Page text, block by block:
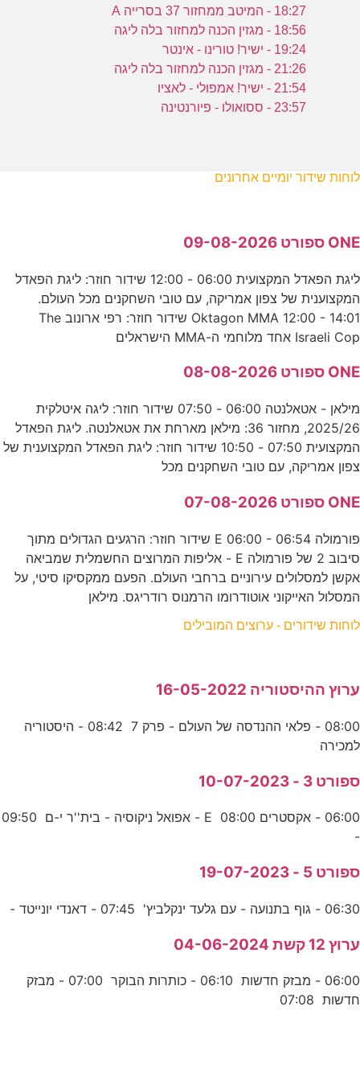
18:27 - המיטב ממחזור 37 בסרייה A
18:56 - מגזין הכנה למחזור בלה ליגה
19:24 - ישיר! טורינו - אינטר
21:26 - מגזין הכנה למחזור בלה ליגה
21:54 - ישיר! אמפולי - לאציו
23:57 - ססואולו - פיורנטינה
לוחות שידור יומיים אחרונים
ONE ספורט 09-08-2026
ליגת הפאדל המקצועית 06:00 - 12:00 שידור חוזר: ליגת הפאדל
המקצוענית של צפון אמריקה, עם טובי השחקנים מכל העולם.
Oktagon MMA 12:00 - 14:01 שידור חוזר: רפי ארונוב The
Israeli Cop אחד מלוחמי ה-MMA הישראלים
ONE ספורט 08-08-2026
מילאן - אטאלנטה 06:00 - 07:50 שידור חוזר: ליגה איטלקית
2025/26, מחזור 36: מילאן מארחת את אטאלנטה. ליגת הפאדל
המקצועית 07:50 - 10:50 שידור חוזר: ליגת הפאדל המקצוענית של
צפון אמריקה, עם טובי השחקנים מכל
ONE ספורט 07-08-2026
פורמולה E 06:00 - 06:54 שידור חוזר: הרגעים הגדולים מתוך
סיבוב 2 של פורמולה E - אליפות המרוצים החשמלית שמביאה
אקשן למסלולים עירוניים ברחבי העולם. הפעם ממקסיקו סיטי, על
המסלול האייקוני אוטודרומו הרמנוס רודריגס. מילאן
לוחות שידורים - ערוצים המובילים
ערוץ ההיסטוריה 16-05-2022
08:00 - פלאי ההנדסה של העולם - פרק 7 08:42 - היסטוריה
למכירה
ספורט 3 - 10-07-2023
06:00 - אקסטרים E 08:00 - אפואל ניקוסיה - בית''ר י-ם 09:50
-
ספורט 5 - 19-07-2023
06:30 - גוף בתנועה - עם גלעד ינקלביץ' 07:45 - דאנדי יונייטד -
ערוץ 12 קשת 04-06-2024
06:00 - מבזק חדשות 06:10 - כותרות הבוקר 07:00 - מבזק
חדשות 07:08